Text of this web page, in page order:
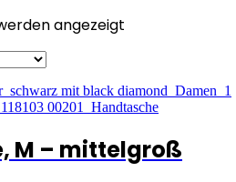
angezeigt
M – mittelgroß